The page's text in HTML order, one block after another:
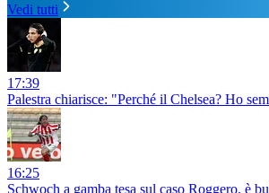
Vedi tutti
17:39
Palestra chiarisce: "Perché il Chelsea? Ho
16:25
Schwoch a gamba tesa sul caso Roggero, è